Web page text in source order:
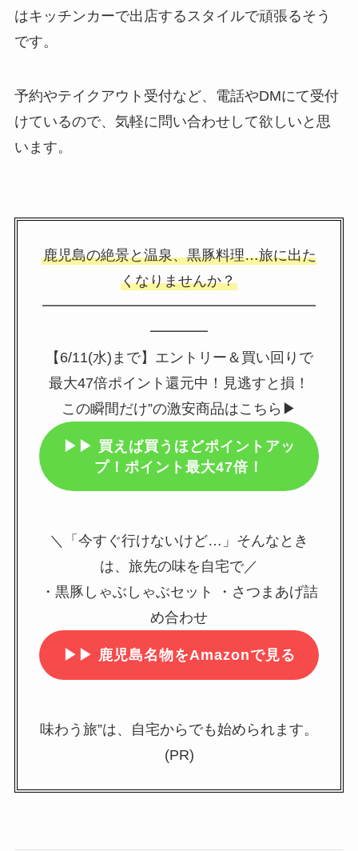
はキッチンカーで出店するスタイルで頑張るそう
です。
予約やテイクアウト受付など、電話やDMにて受付
けているので、気軽に問い合わせして欲しいと思
います。
鹿児島の絶景と温泉、黒豚料理…旅に出た
くなりませんか？
━━━━━━━━━━━━━━━━━━━
━━━━
【6/11(水)まで】エントリー＆買い回りで
最大47倍ポイント還元中！見逃すと損！
この瞬間だけ”の激安商品はこちら▶
▶▶ 買えば買うほどポイントアッ
プ！ポイント最大47倍！
＼「今すぐ行けないけど…」そんなとき
は、旅先の味を自宅で／
・黒豚しゃぶしゃぶセット ・さつまあげ詰
め合わせ
▶▶ 鹿児島名物をAmazonで見る
味わう旅”は、自宅からでも始められます。
(PR)